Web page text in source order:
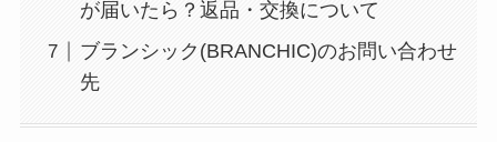
が届いたら？返品・交換について
ブランシック(BRANCHIC)のお問い合わせ
先